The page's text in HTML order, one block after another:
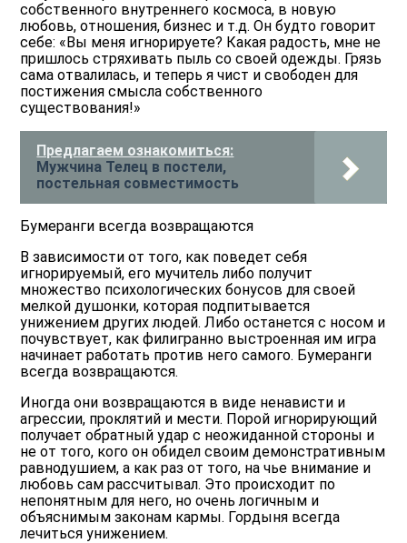
собственного внутреннего космоса, в новую
любовь, отношения, бизнес и т.д. Он будто говорит
себе: «Вы меня игнорируете? Какая радость, мне не
пришлось стряхивать пыль со своей одежды. Грязь
сама отвалилась, и теперь я чист и свободен для
постижения смысла собственного
существования!»
Предлагаем ознакомиться:
Мужчина Телец в постели,
постельная совместимость
Бумеранги всегда возвращаются
В зависимости от того, как поведет себя
игнорируемый, его мучитель либо получит
множество психологических бонусов для своей
мелкой душонки, которая подпитывается
унижением других людей. Либо останется с носом и
почувствует, как филигранно выстроенная им игра
начинает работать против него самого. Бумеранги
всегда возвращаются.
Иногда они возвращаются в виде ненависти и
агрессии, проклятий и мести. Порой игнорирующий
получает обратный удар с неожиданной стороны и
не от того, кого он обидел своим демонстративным
равнодушием, а как раз от того, на чье внимание и
любовь сам рассчитывал. Это происходит по
непонятным для него, но очень логичным и
объяснимым законам кармы. Гордыня всегда
лечиться унижением.